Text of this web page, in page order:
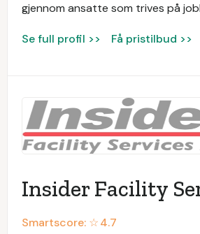
gjennom ansatte som trives på
Se full profil >> Få pristilbud >>
Insider Facility
Smartscore: ☆4.7